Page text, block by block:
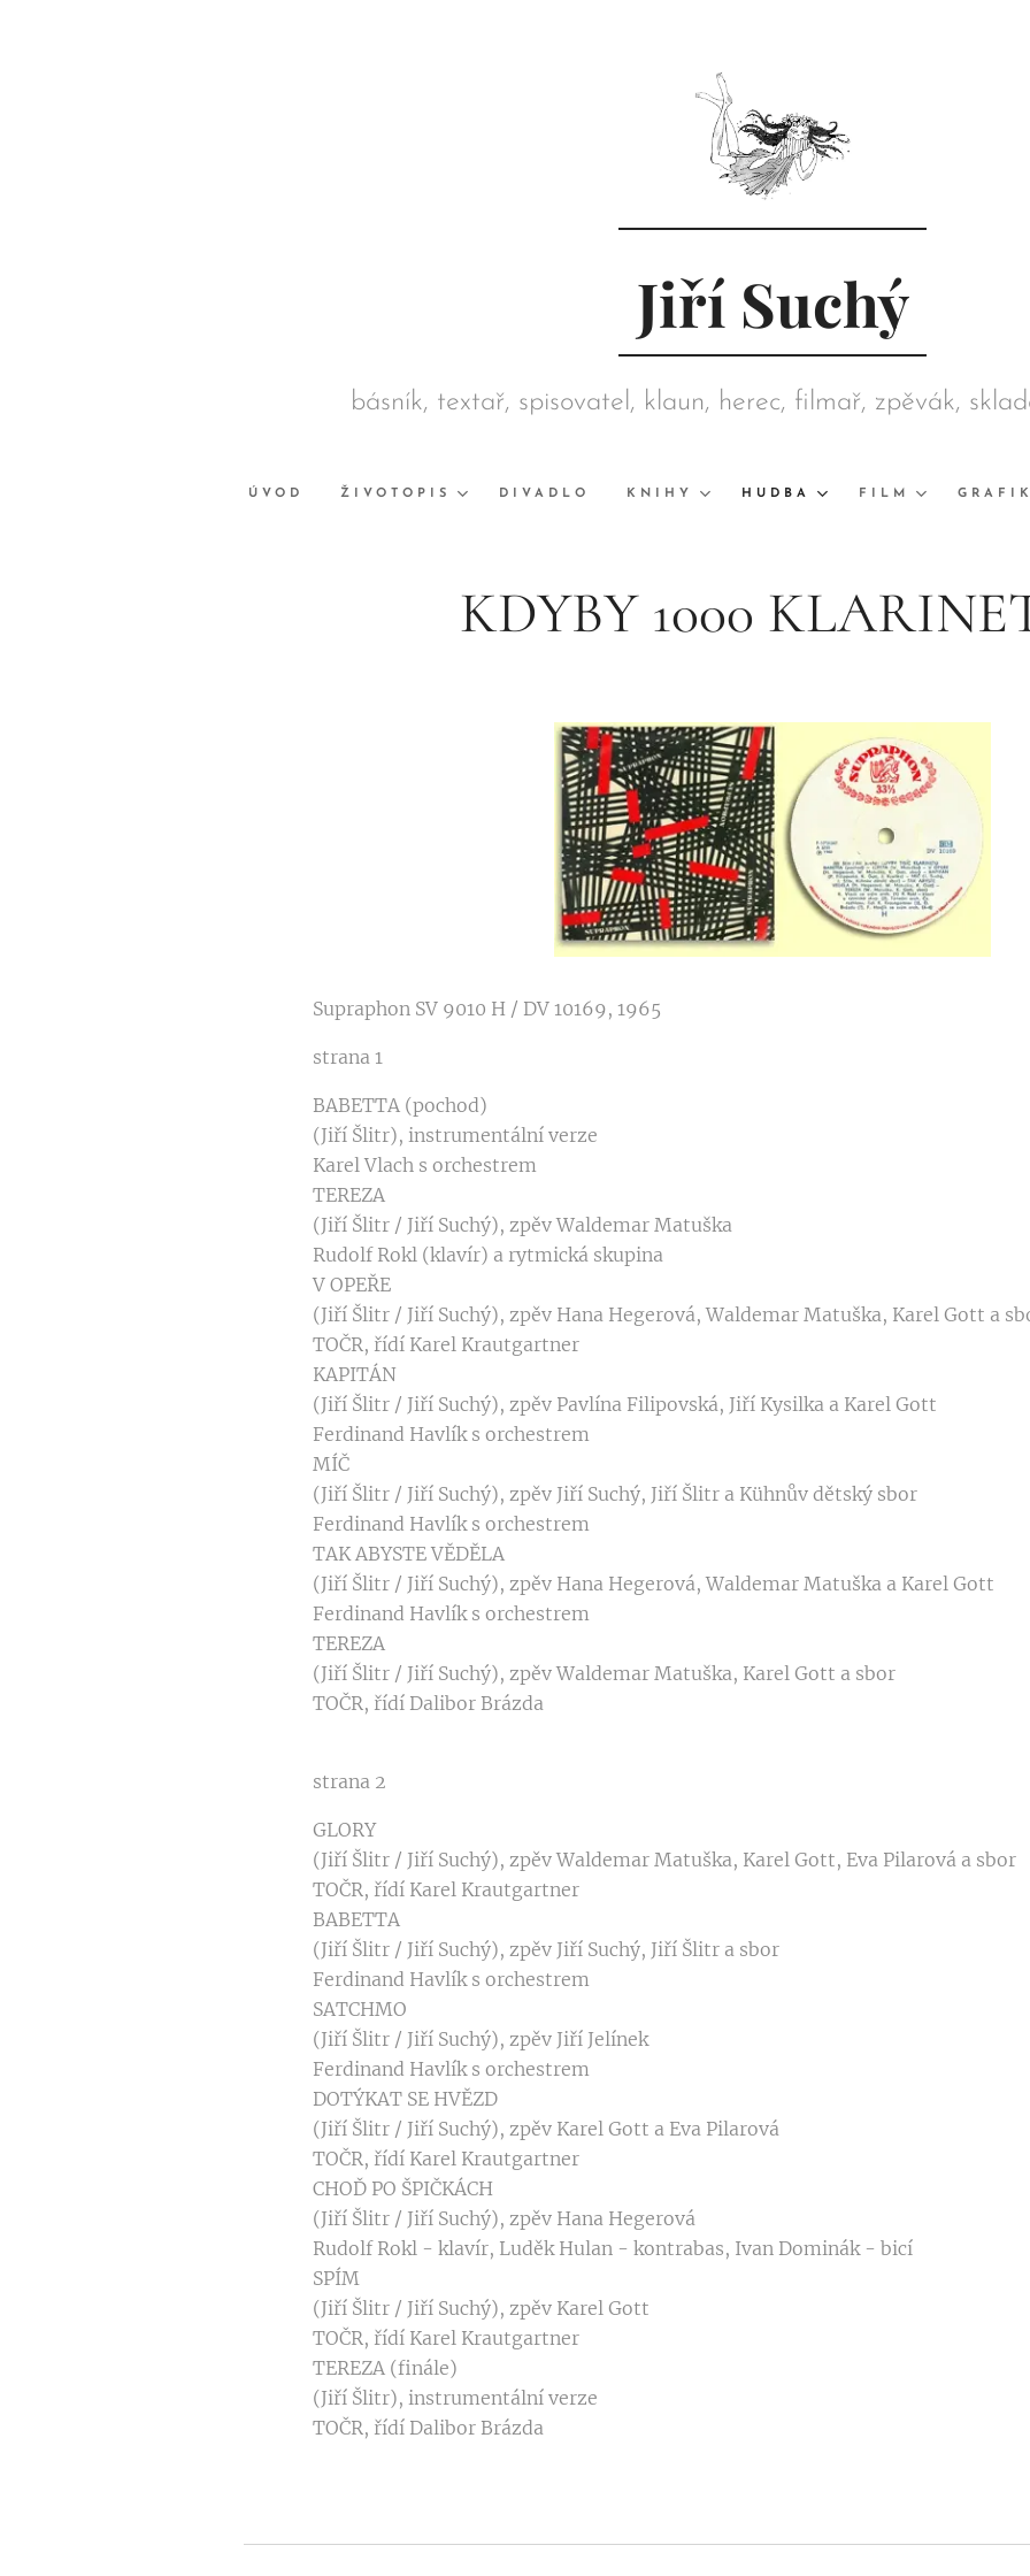
Jiří Suchý
básník, textař, spisovatel, klaun, herec, filmař, zpěvák,
ÚVOD ŽIVOTOPIS DIVADLO KNIHY HUDBA FILM
KDYBY 1000
Supraphon SV 9010 H / DV 10169, 1965
strana 1
BABETTA (pochod)
(Jiří Šlitr), instrumentální verze
Karel Vlach s orchestrem
TEREZA
(Jiří Šlitr / Jiří Suchý), zpěv Waldemar Matuška
Rudolf Rokl (klavír) a rytmická skupina
V OPEŘE
(Jiří Šlitr / Jiří Suchý), zpěv Hana Hegerová, Waldemar Matuška, Karel Gott a
TOČR, řídí Karel Krautgartner
KAPITÁN
(Jiří Šlitr / Jiří Suchý), zpěv Pavlína Filipovská, Jiří Kysilka a Karel Gott
Ferdinand Havlík s orchestrem
MÍČ
(Jiří Šlitr / Jiří Suchý), zpěv Jiří Suchý, Jiří Šlitr a Kühnův dětský sbor
Ferdinand Havlík s orchestrem
TAK ABYSTE VĚDĚLA
(Jiří Šlitr / Jiří Suchý), zpěv Hana Hegerová, Waldemar Matuška a Karel Gott
Ferdinand Havlík s orchestrem
TEREZA
(Jiří Šlitr / Jiří Suchý), zpěv Waldemar Matuška, Karel Gott a sbor
TOČR, řídí Dalibor Brázda
strana 2
GLORY
(Jiří Šlitr / Jiří Suchý), zpěv Waldemar Matuška, Karel Gott, Eva Pilarová a sbor
TOČR, řídí Karel Krautgartner
BABETTA
(Jiří Šlitr / Jiří Suchý), zpěv Jiří Suchý, Jiří Šlitr a sbor
Ferdinand Havlík s orchestrem
SATCHMO
(Jiří Šlitr / Jiří Suchý), zpěv Jiří Jelínek
Ferdinand Havlík s orchestrem
DOTÝKAT SE HVĚZD
(Jiří Šlitr / Jiří Suchý), zpěv Karel Gott a Eva Pilarová
TOČR, řídí Karel Krautgartner
CHOĎ PO ŠPIČKÁCH
(Jiří Šlitr / Jiří Suchý), zpěv Hana Hegerová
Rudolf Rokl - klavír, Luděk Hulan - kontrabas, Ivan Dominák - bicí
SPÍM
(Jiří Šlitr / Jiří Suchý), zpěv Karel Gott
TOČR, řídí Karel Krautgartner
TEREZA (finále)
(Jiří Šlitr), instrumentální verze
TOČR, řídí Dalibor Brázda